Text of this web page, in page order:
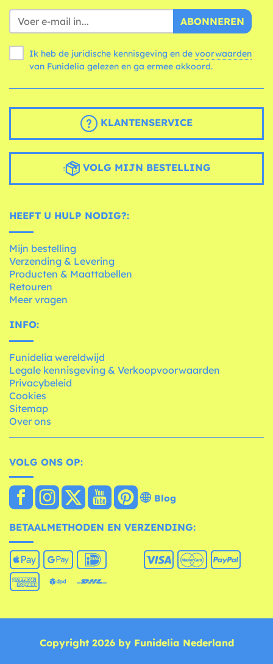
ABONNEREN
Ik heb de juridische kennisgeving en de voorwaarden
van Funidelia gelezen en ga ermee akkoord.
KLANTENSERVICE
VOLG MIJN BESTELLING
HEEFT U HULP NODIG?:
Mijn bestelling
Verzending & Levering
Producten & Maattabellen
Retouren
Meer vragen
INFO:
Funidelia wereldwijd
Legale kennisgeving & Verkoopvoorwaarden
Privacybeleid
Cookies
Sitemap
Over ons
VOLG ONS OP:
Blog
BETAALMETHODEN EN VERZENDING:
Copyright 2026 by Funidelia Nederland